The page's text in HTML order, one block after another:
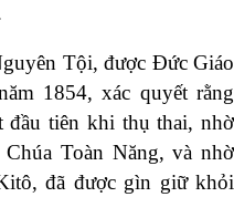
Tội, được Đức Giáo
1854, xác quyết rằng
đầu tiên khi thụ thai, nhờ
Toàn Năng, và nhờ
đã được gìn giữ khỏi